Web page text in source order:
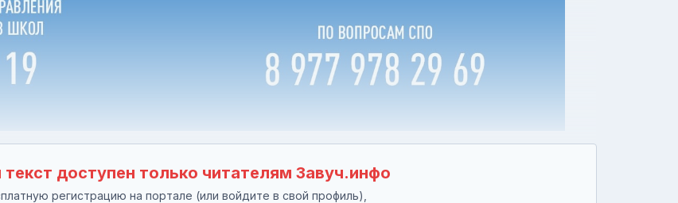
доступен только читателям Завуч.инфо
регистрацию на портале (или войдите в свой профиль),